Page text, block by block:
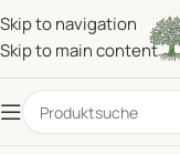
Skip to navigation
Skip to main content